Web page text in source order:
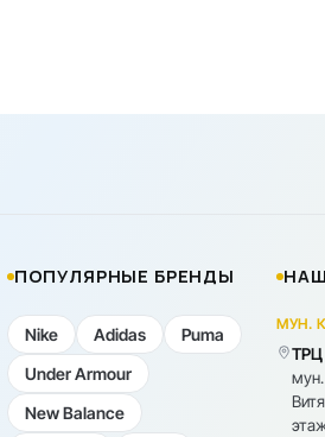
ПОПУЛЯРНЫЕ БРЕНДЫ
Nike Adidas
Puma
Under Armour
New Balance
МУН.
ТРЦ